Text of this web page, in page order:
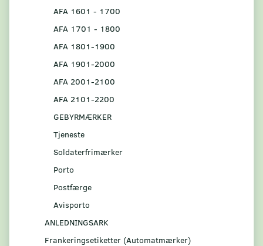
AFA 1601 - 1700
AFA 1701 - 1800
AFA 1801-1900
AFA 1901-2000
AFA 2001-2100
AFA 2101-2200
GEBYRMÆRKER
Tjeneste
Soldaterfrimærker
Porto
Postfærge
Avisporto
ANLEDNINGSARK
Frankeringsetiketter (Automatmærker)